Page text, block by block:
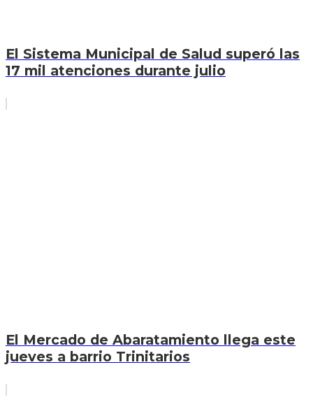
El Sistema Municipal de Salud superó las
17 mil atenciones durante julio
El Mercado de Abaratamiento llega este
jueves a barrio Trinitarios